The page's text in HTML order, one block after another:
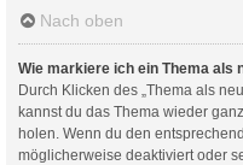
Nach oben
Wie markiere ich ein Thema als
Durch Klicken des „Thema als
kannst du das Thema wieder
holen. Wenn du den
möglicherweise deaktiviert oder